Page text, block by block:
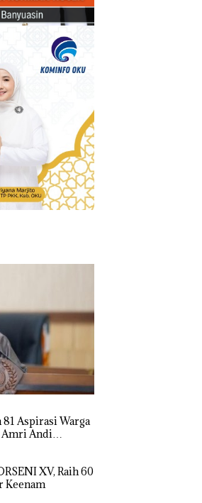
81 Aspirasi Warga
Amri Andi
XV, Raih 60
Keenam